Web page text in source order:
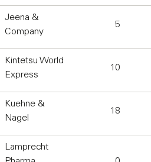
Jeena &
Company
5
Kintetsu World
Express
10
Kuehne &
Nagel
18
Lamprecht